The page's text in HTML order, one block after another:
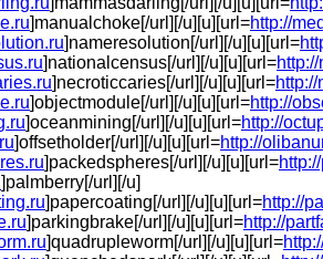
]manualchoke[/url][/u][u][url=http://
]nameresolution[/url][/u][u][url=
]nationalcensus[/url][/u][u][url=
]necroticcaries[/url][/u][u][url=
]objectmodule[/url][/u][u][url=http://
]oceanmining[/url][/u][u][url=http://
]offsetholder[/url][/u][u][url=http://
]packedspheres[/url][/u][u][url=
]palmberry[/url][/u]
]papercoating[/url][/u][u][url=http://
]parkingbrake[/url][/u][u][url=http://
]quadrupleworm[/url][/u][u][url=